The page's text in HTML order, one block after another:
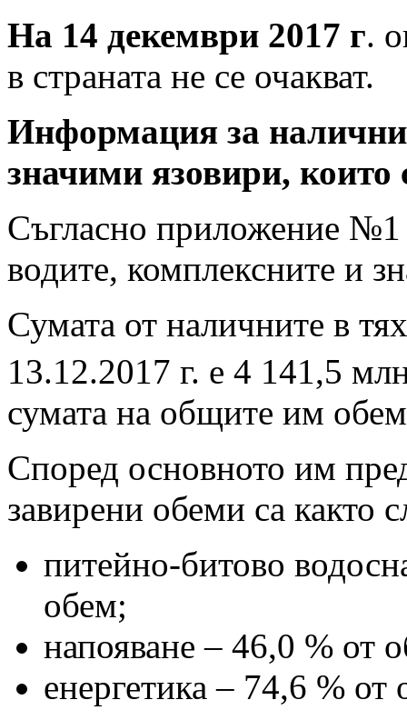
На 14 декември 2017 г.
в страната не се очакват.
Информация за
значими язовири,
Съгласно приложение №1
водите, комплексните и
Сумата от наличните в
13.12.2017 г. е 4 141,5
сумата на общите им
Според основното им
завирени обеми са както
питейно-битово
обем;
напояване – 46,0 % от
енергетика – 74,6 %